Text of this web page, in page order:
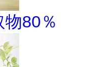
物80％